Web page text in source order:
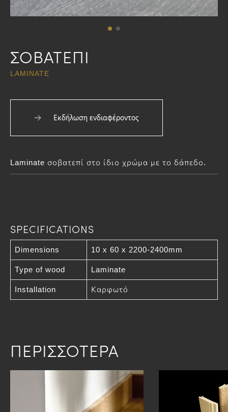
ΣΟΒΑΤΕΠΙ
LAMINATE
Εκδήλωση ενδιαφέροντος
Laminate σοβατεπί στο ίδιο χρώμα με το δάπεδο.
SPECIFICATIONS
Dimensions 10 x 60 x 2200-2400mm
Type of wood Laminate
Installation Καρφωτό
ΠΕΡΙΣΣΟΤΕΡΑ